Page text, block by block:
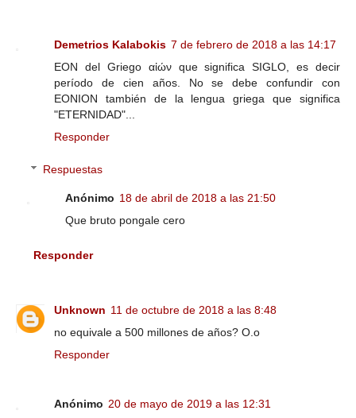
Demetrios Kalabokis 7 de febrero de 2018 a las 14:17
EON del Griego αἰών que significa SIGLO, es decir
período de cien años. No se debe confundir con
EONION también de la lengua griega que significa
"ETERNIDAD"...
Responder
Respuestas
Anónimo 18 de abril de 2018 a las 21:50
Que bruto pongale cero
Responder
Unknown 11 de octubre de 2018 a las 8:48
no equivale a 500 millones de años? O.o
Responder
Anónimo 20 de mayo de 2019 a las 12:31